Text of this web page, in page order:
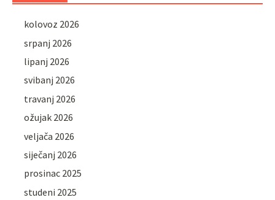
kolovoz 2026
srpanj 2026
lipanj 2026
svibanj 2026
travanj 2026
ožujak 2026
veljača 2026
siječanj 2026
prosinac 2025
studeni 2025